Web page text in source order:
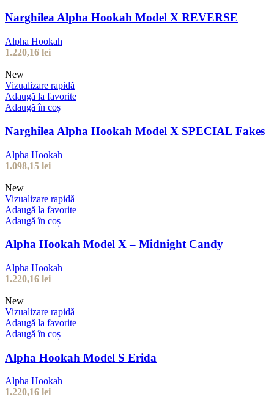
Narghilea Alpha Hookah Model X REVERSE
Alpha Hookah
1.220,16 lei
New
Vizualizare rapidă
Adaugă la favorite
Adaugă în coș
Narghilea Alpha Hookah Model X SPECIAL Fakes
Alpha Hookah
1.098,15 lei
New
Vizualizare rapidă
Adaugă la favorite
Adaugă în coș
Alpha Hookah Model X – Midnight Candy
Alpha Hookah
1.220,16 lei
New
Vizualizare rapidă
Adaugă la favorite
Adaugă în coș
Alpha Hookah Model S Erida
Alpha Hookah
1.220,16 lei